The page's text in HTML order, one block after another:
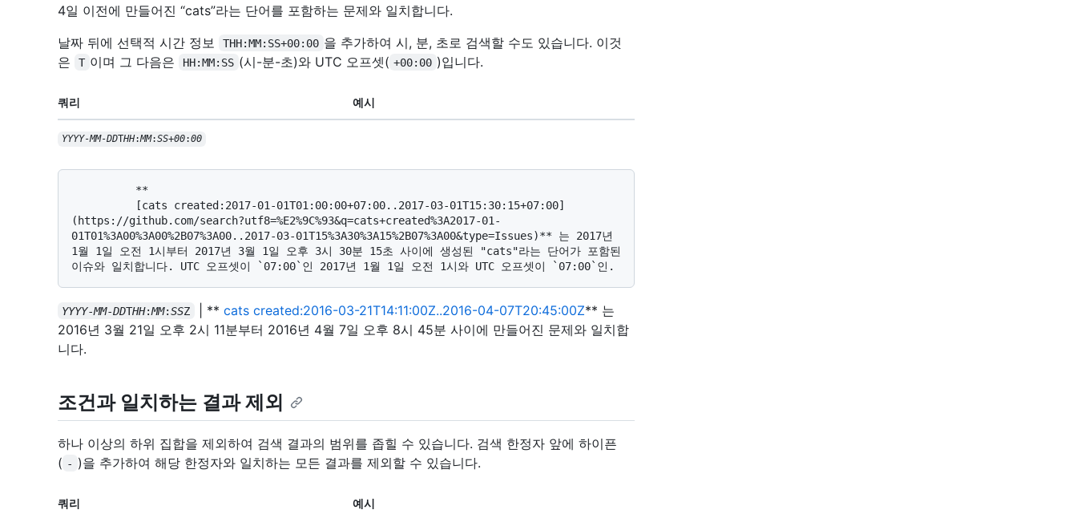
4일 이전에 만들어진 “cats”라는 단어를 포함하는 문제와 일치합니다.
날짜 뒤에 선택적 시간 정보
THH:MM:SS+00:00 을 추가하여 시, 분, 초로 검색할 수도 있습니다. 이것
은
T 이며 그 다음은 HH:MM:SS (시-분-초)와 UTC 오프셋( +00:00 )입니다.
쿼리 예시
YYYY-MM-DDTHH:MM:SS+00:00
(https://github.com/search?utf8=%E2%9C%93&q=cats+created%3A2017-01-
01T01%3A00%3A00%2B07%3A00..2017-03-01T15%3A30%3A15%2B07%3A00&type=Issues)** 는 2017년
1월 1일 오전 1시부터 2017년 3월 1일 오후 3시 30분 15초 사이에 생성된 "cats"라는 단어가 포함된
YYYY-MM-DDTHH:MM:SSZ | ** cats created:2016-03-21T14:11:00Z..2016-04-07T20:45:00Z** 는
2016년 3월 21일 오후 2시 11분부터 2016년 4월 7일 오후 8시 45분 사이에 만들어진 문제와 일치합
니다.
조건과 일치하는 결과 제외
하나 이상의 하위 집합을 제외하여 검색 결과의 범위를 좁힐 수 있습니다. 검색 한정자 앞에 하이픈
( - )을 추가하여 해당 한정자와 일치하는 모든 결과를 제외할 수 있습니다.
쿼리 예시